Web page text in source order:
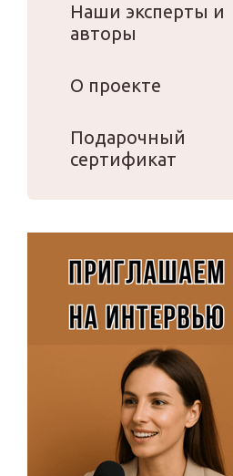
Наши эксперты и
авторы
О проекте
Подарочный
сертификат